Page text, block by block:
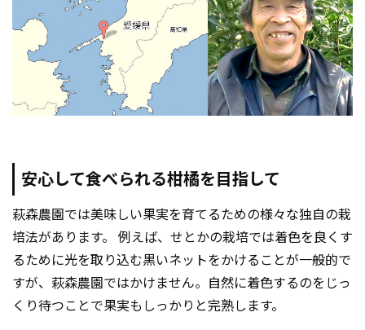
安心して食べられる柑橘を目指して
萩森農園では美味しい果実を育てるための様々な独自の栽
培法があります。 例えば、せとかの栽培では着色を良くす
るために光を取り込む黒いネットをかけることが一般的で
すが、萩森農園ではかけません。自然に着色するのをじっ
くり待つことで果実もしっかりと完熟します。